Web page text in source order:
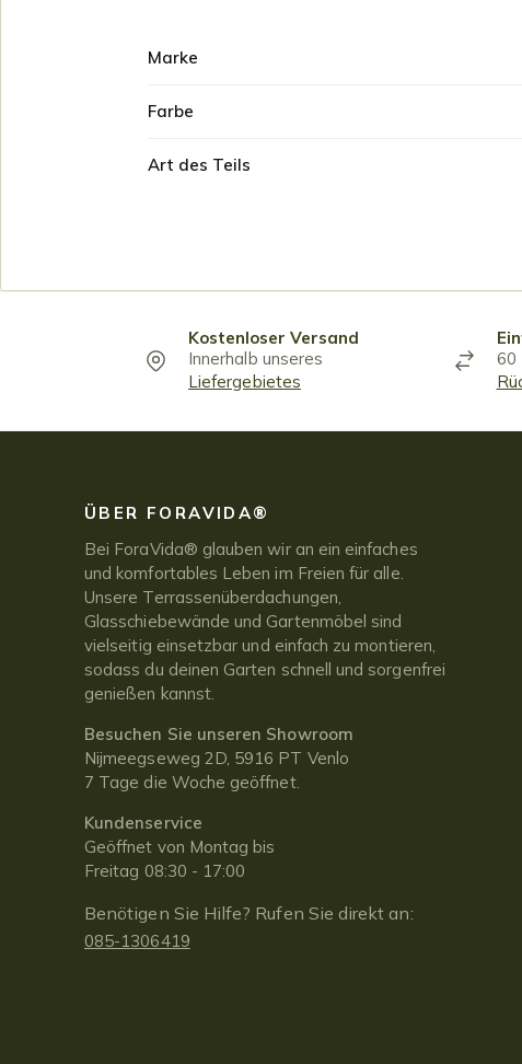
Marke
Farbe
Art des Teils
Kostenloser Versand
Innerhalb unseres
Liefergebietes
60
ÜBER FORAVIDA®
Bei ForaVida® glauben wir an ein einfaches
und komfortables Leben im Freien für alle.
Unsere Terrassenüberdachungen,
Glasschiebewände und Gartenmöbel sind
vielseitig einsetzbar und einfach zu montieren,
sodass du deinen Garten schnell und sorgenfrei
genießen kannst.
Besuchen Sie unseren Showroom
Nijmeegseweg 2D, 5916 PT Venlo
7 Tage die Woche geöffnet.
Kundenservice
Geöffnet von Montag bis
Freitag 08:30 - 17:00
Benötigen Sie Hilfe? Rufen Sie direkt an:
085-1306419